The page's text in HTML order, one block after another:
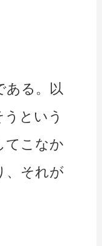
ある。以
という
てこなか
、それが